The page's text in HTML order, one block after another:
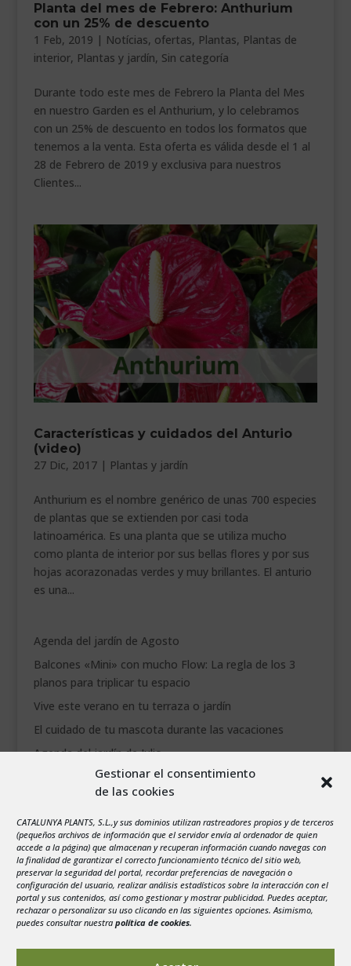
Gestionar el consentimiento
de las cookies
CATALUNYA PLANTS, S.L.,y sus dominios utilizan rastreadores propios y de terceros
(pequeños archivos de información que el servidor envía al ordenador de quien
accede a la página) que almacenan y recuperan información cuando navegas con
la finalidad de garantizar el correcto funcionamiento técnico del sitio web,
preservar la seguridad del portal, recordar preferencias de navegación o
configuración del usuario, realizar análisis estadísticos sobre la interacción con el
portal y sus contenidos, así como gestionar y mostrar publicidad. Puedes aceptar,
rechazar o personalizar su uso clicando en las siguientes opciones. Asimismo,
puedes consultar nuestra política de cookies.
Planta del mes de Febrero: Anthurium
con un 25% de descuento
1 Feb, 2019 | Notícias, ofertas, Plantas, Plantas de
interior, Plantas y jardín, Sin categoría
Durante todo este mes de Febrero la Planta del Mes
en nuestro Garden es el Anthurium, y lo celebramos
con un 25% de descuento en todos los formatos que
tenemos a la venta. Esta oferta es válida desde el 1 al
28 de Febrero de 2019 y exclusiva para nuestros
Clientes...
Características y cuidados del Anturio
(video)
27 Dic, 2017| Plantas y jardín
Anthurium es el nombre genérico de unas 700 especies
de plantas que se extienden por casi toda
latinoamérica. Es una planta que se utiliza mucho
como planta de interior por sus bellas flores y por sus
hojas acorazonadas verdes y muy brillantes. El anturio
es una...
Agenda del jardín de Agosto
Balcones «Mini» con mucho Flow: La regla de los 3
planos para triplicar tu espacio
Vive este verano en tu terraza o jardín
El cuidado de tu mascota durante las vacaciones
Agenda del jardín de Julio
agosto 2026
1
2
3
4 5 6 7 8
9
10
11 12 13 14 15
16
17
18 19 20 21 22
23
24
25 26 27
31